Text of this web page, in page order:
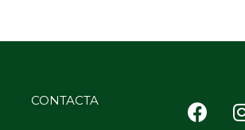
CONTACTA